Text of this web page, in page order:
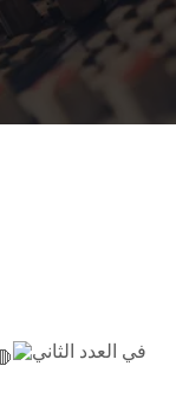
في العدد الثاني